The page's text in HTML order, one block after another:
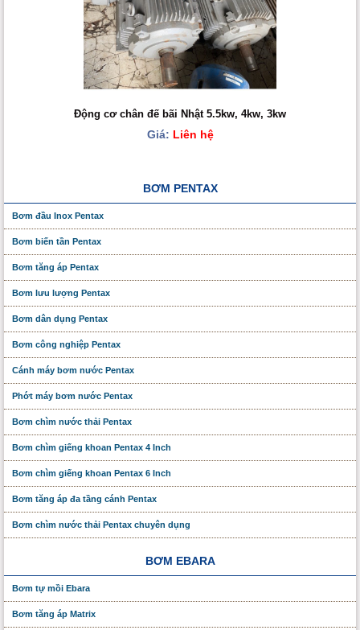
Động cơ chân đế bãi Nhật 5.5kw, 4kw, 3kw
Giá: Liên hệ
BƠM PENTAX
Bơm đầu Inox Pentax
Bơm biến tần Pentax
Bơm tăng áp Pentax
Bơm lưu lượng Pentax
Bơm dân dụng Pentax
Bơm công nghiệp Pentax
Cánh máy bơm nước Pentax
Phớt máy bơm nước Pentax
Bơm chìm nước thải Pentax
Bơm chìm giếng khoan Pentax 4 Inch
Bơm chìm giếng khoan Pentax 6 Inch
Bơm tăng áp đa tầng cánh Pentax
Bơm chìm nước thải Pentax chuyên dụng
BƠM EBARA
Bơm tự mồi Ebara
Bơm tăng áp Matrix